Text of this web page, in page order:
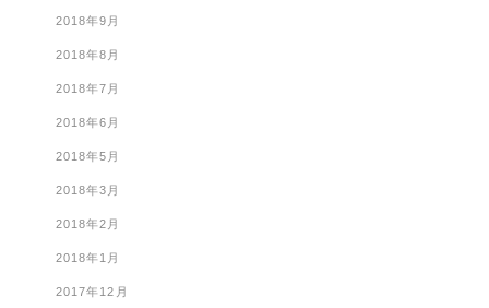
2018年9月
2018年8月
2018年7月
2018年6月
2018年5月
2018年3月
2018年2月
2018年1月
2017年12月